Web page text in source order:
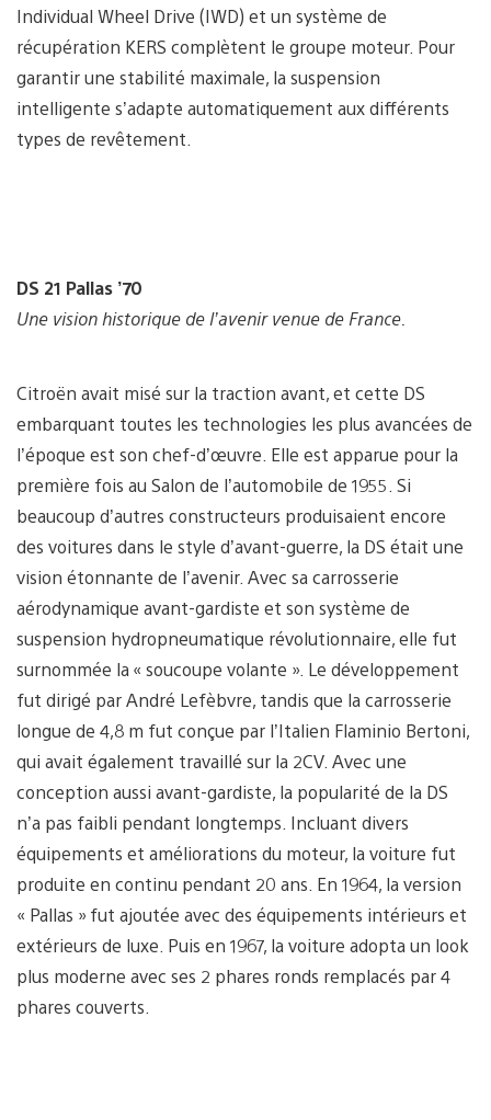
Individual Wheel Drive (IWD) et un système de
récupération KERS complètent le groupe moteur. Pour
garantir une stabilité maximale, la suspension
intelligente s’adapte automatiquement aux différents
types de revêtement.
DS 21 Pallas ’70
Une vision historique de l’avenir venue de France.
Citroën avait misé sur la traction avant, et cette DS
embarquant toutes les technologies les plus avancées de
l’époque est son chef-d’œuvre. Elle est apparue pour la
première fois au Salon de l’automobile de 1955. Si
beaucoup d’autres constructeurs produisaient encore
des voitures dans le style d’avant-guerre, la DS était une
vision étonnante de l’avenir. Avec sa carrosserie
aérodynamique avant-gardiste et son système de
suspension hydropneumatique révolutionnaire, elle fut
surnommée la « soucoupe volante ». Le développement
fut dirigé par André Lefèbvre, tandis que la carrosserie
longue de 4,8 m fut conçue par l’Italien Flaminio Bertoni,
qui avait également travaillé sur la 2CV. Avec une
conception aussi avant-gardiste, la popularité de la DS
n’a pas faibli pendant longtemps. Incluant divers
équipements et améliorations du moteur, la voiture fut
produite en continu pendant 20 ans. En 1964, la version
« Pallas » fut ajoutée avec des équipements intérieurs et
extérieurs de luxe. Puis en 1967, la voiture adopta un look
plus moderne avec ses 2 phares ronds remplacés par 4
phares couverts.